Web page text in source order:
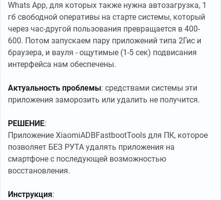
Whats App, для которых также нужна автозагрузка, 1
гб свободной оперативы на старте системы, который
через час-другой пользования превращается в 400-
600. Потом запускаем пару приложений типа 2Гис и
браузера, и вауля - ощутимые (1-5 сек) подвисания
интерфейса нам обеспечены.
Актуальность проблемы: средствами системы эти
приложения заморозить или удалить не получится.
РЕШЕНИЕ:
Приложение XiaomiADBFastbootTools для ПК, которое
позволяет БЕЗ РУТА удалять приложения на
смартфоне с последующей возможностью
восстановления.
Инструкция: